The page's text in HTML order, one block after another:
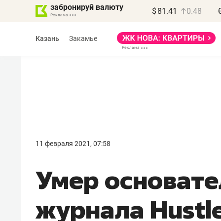
забронируй валюту $ 81.41 0.48
Казань Закамье
11 февраля 2021, 07:58
Умер
журнала
правил, бизнес может
потерять минимум
полгода»